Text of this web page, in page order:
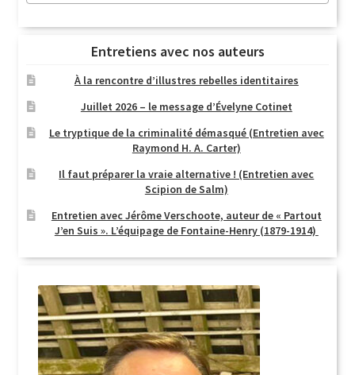
Entretiens avec nos auteurs
À la rencontre d’illustres rebelles identitaires
Juillet 2026 – le message d’Évelyne Cotinet
Le tryptique de la criminalité démasqué (Entretien avec
Raymond H. A. Carter)
Il faut préparer la vraie alternative ! (Entretien avec
Scipion de Salm)
Entretien avec Jérôme Verschoote, auteur de « Partout
J’en Suis ». L’équipage de Fontaine-Henry (1879-1914)